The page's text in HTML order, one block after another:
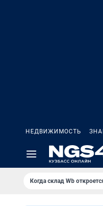
НЕДВИЖИМОСТЬ
Когда склад Wb